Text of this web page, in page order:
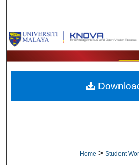
Browse
My
About
Home > Student